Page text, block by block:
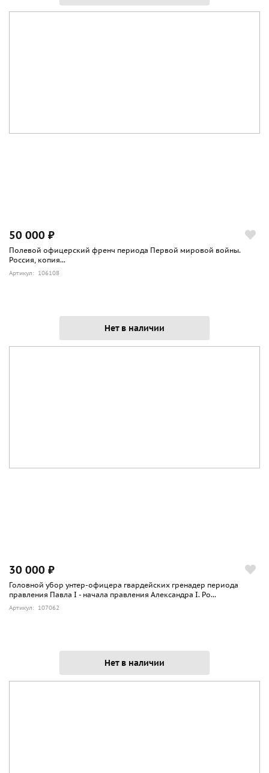
50 000 ₽
Полевой офицерский френч периода Первой мировой войны.
Россия, копия...
Артикул: 106108
Нет в наличии
30 000 ₽
Головной убор унтер-офицера гвардейских гренадер периода
правления Павла I - начала правления Александра I. Ро...
Артикул: 107062
Нет в наличии